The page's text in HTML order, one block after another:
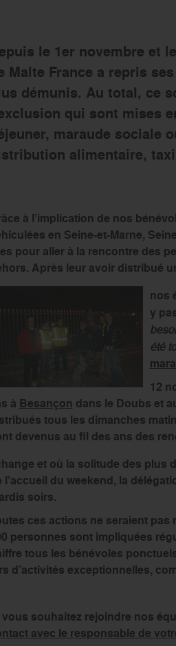
le 1er novembre et
Malte France a repris
démunis. Au total, ce
qui sont mises
maraude sociale
alimentaire,
à l’implication de nos
en Seine-et-Marne,
pour aller à la rencontre des
Après leur avoir distribué
nos
y
été
12
à Besançon dans le Doubs et
tous les dimanches
devenus au fil des ans des
et où la solitude des plus
l’accueil du weekend, la
soirs.
ces actions ne seraient pas
personnes sont impliquées
tous les bénévoles
d’activités exceptionnelles,
vous souhaitez rejoindre nos
avec le responsable de